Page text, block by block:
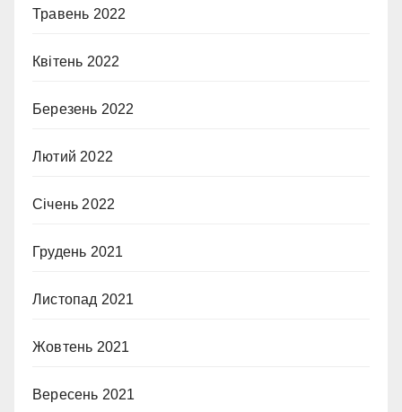
Травень 2022
Квітень 2022
Березень 2022
Лютий 2022
Січень 2022
Грудень 2021
Листопад 2021
Жовтень 2021
Вересень 2021